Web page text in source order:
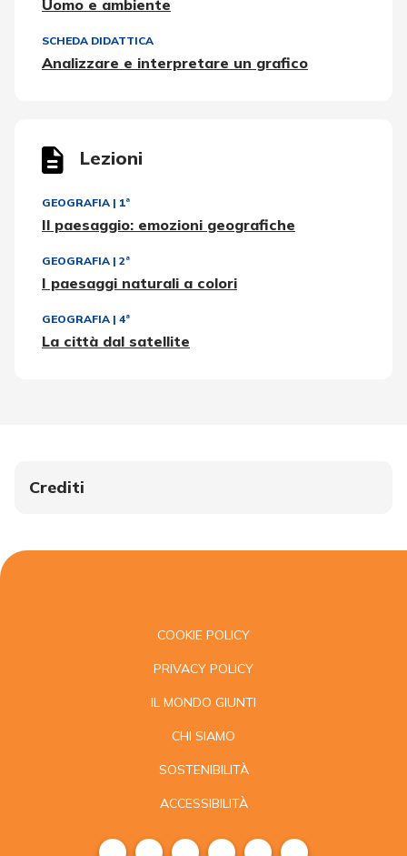
Uomo e ambiente
SCHEDA DIDATTICA
Analizzare e interpretare un grafico
Lezioni
GEOGRAFIA | 1ª
Il paesaggio: emozioni geografiche
GEOGRAFIA | 2ª
I paesaggi naturali a colori
GEOGRAFIA | 4ª
La città dal satellite
Crediti
COOKIE POLICY
PRIVACY POLICY
IL MONDO GIUNTI
CHI SIAMO
SOSTENIBILITÀ
ACCESSIBILITÀ